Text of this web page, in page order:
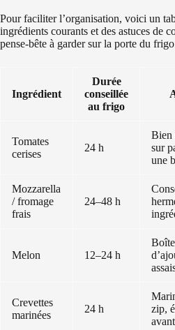
Pour faciliter l’organisation, voici un
ingrédients courants et des astuces de
pense-bête à garder sur la porte du
Ingrédient
Durée
conseillée
au frigo
Tomates
cerises
24 h
Bien
sur
une
Mozzarella
/ fromage
frais
24–48 h
Melon 12–24 h
Crevettes
marinées
24 h
zip,